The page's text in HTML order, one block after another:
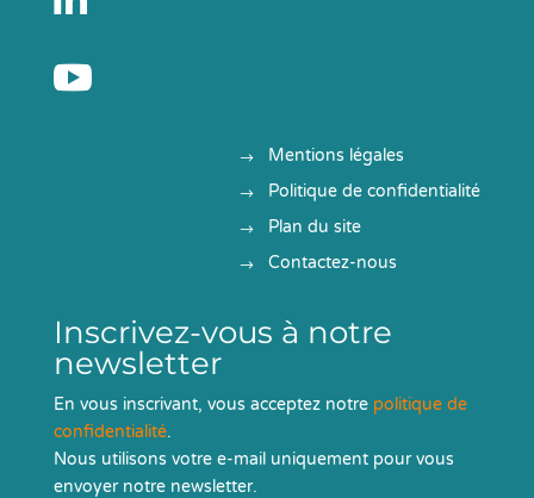

Mentions légales
Politique de confidentialité
Plan du site
Contactez-nous
Inscrivez-vous à notre
newsletter
En vous inscrivant, vous acceptez notre politique de
confidentialité.
Nous utilisons votre e-mail uniquement pour vous
envoyer notre newsletter.